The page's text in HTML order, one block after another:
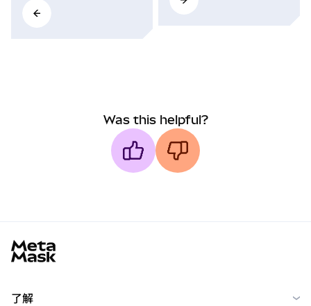
Was this helpful?
了解